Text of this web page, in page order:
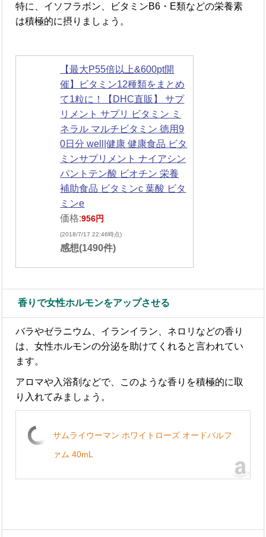
特に、イソフラボン、ビタミンB6・E類などの栄養素
は積極的に摂りましょう。
【最大P55倍以上&600pt開
催】ビタミン12種類をまとめ
て1粒に！【DHC直販】 サプ
リメント サプリ ビタミン ミ
ネラル マルチビタミン 徳用9
0日分 well|健康 健康食品 ビタ
ミンサプリメント ナイアシン
パントテン酸 ビオチン 栄養
補助食品 ビタミンc 葉酸 ビタ
ミンe
価格:956円
(2018/7/17 22:46時点)
感想(1490件)
香りで女性ホルモンをアップさせる
バラやゼラニウム、イランイラン、ネロリなどの香り
は、女性ホルモンの分泌を助けてくれると言われてい
ます。
アロマや入浴剤などで、このような香りを積極的に取
り入れてみましょう。
サムライウーマン ホワイトローズ オードパルフ
ァム 40mL